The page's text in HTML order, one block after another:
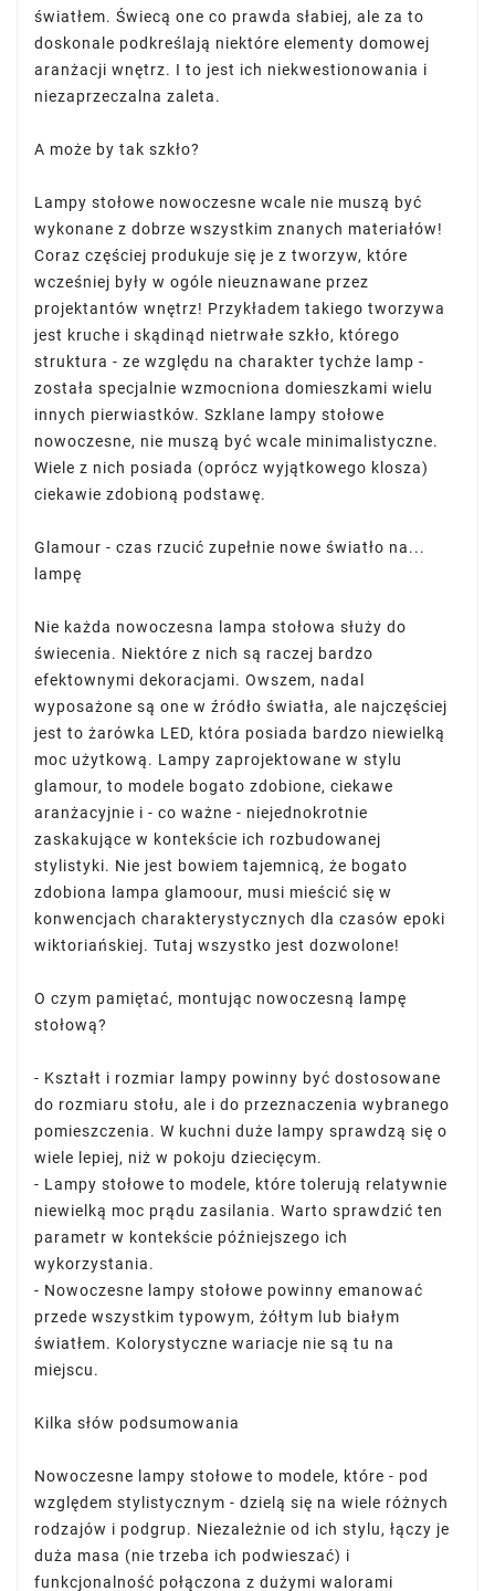
światłem. Świecą one co prawda słabiej, ale za to
doskonale podkreślają niektóre elementy domowej
aranżacji wnętrz. I to jest ich niekwestionowania i
niezaprzeczalna zaleta.
A może by tak szkło?
Lampy stołowe nowoczesne wcale nie muszą być
wykonane z dobrze wszystkim znanych materiałów!
Coraz częściej produkuje się je z tworzyw, które
wcześniej były w ogóle nieuznawane przez
projektantów wnętrz! Przykładem takiego tworzywa
jest kruche i skądinąd nietrwałe szkło, którego
struktura - ze względu na charakter tychże lamp -
została specjalnie wzmocniona domieszkami wielu
innych pierwiastków. Szklane lampy stołowe
nowoczesne, nie muszą być wcale minimalistyczne.
Wiele z nich posiada (oprócz wyjątkowego klosza)
ciekawie zdobioną podstawę.
Glamour - czas rzucić zupełnie nowe światło na...
lampę
Nie każda nowoczesna lampa stołowa służy do
świecenia. Niektóre z nich są raczej bardzo
efektownymi dekoracjami. Owszem, nadal
wyposażone są one w źródło światła, ale najczęściej
jest to żarówka LED, która posiada bardzo niewielką
moc użytkową. Lampy zaprojektowane w stylu
glamour, to modele bogato zdobione, ciekawe
aranżacyjnie i - co ważne - niejednokrotnie
zaskakujące w kontekście ich rozbudowanej
stylistyki. Nie jest bowiem tajemnicą, że bogato
zdobiona lampa glamoour, musi mieścić się w
konwencjach charakterystycznych dla czasów epoki
wiktoriańskiej. Tutaj wszystko jest dozwolone!
O czym pamiętać, montując nowoczesną lampę
stołową?
- Kształt i rozmiar lampy powinny być dostosowane
do rozmiaru stołu, ale i do przeznaczenia wybranego
pomieszczenia. W kuchni duże lampy sprawdzą się o
wiele lepiej, niż w pokoju dziecięcym.
- Lampy stołowe to modele, które tolerują relatywnie
niewielką moc prądu zasilania. Warto sprawdzić ten
parametr w kontekście późniejszego ich
wykorzystania.
- Nowoczesne lampy stołowe powinny emanować
przede wszystkim typowym, żółtym lub białym
światłem. Kolorystyczne wariacje nie są tu na
miejscu.
Kilka słów podsumowania
Nowoczesne lampy stołowe to modele, które - pod
względem stylistycznym - dzielą się na wiele różnych
rodzajów i podgrup. Niezależnie od ich stylu, łączy je
duża masa (nie trzeba ich podwieszać) i
funkcjonalność połączona z dużymi walorami